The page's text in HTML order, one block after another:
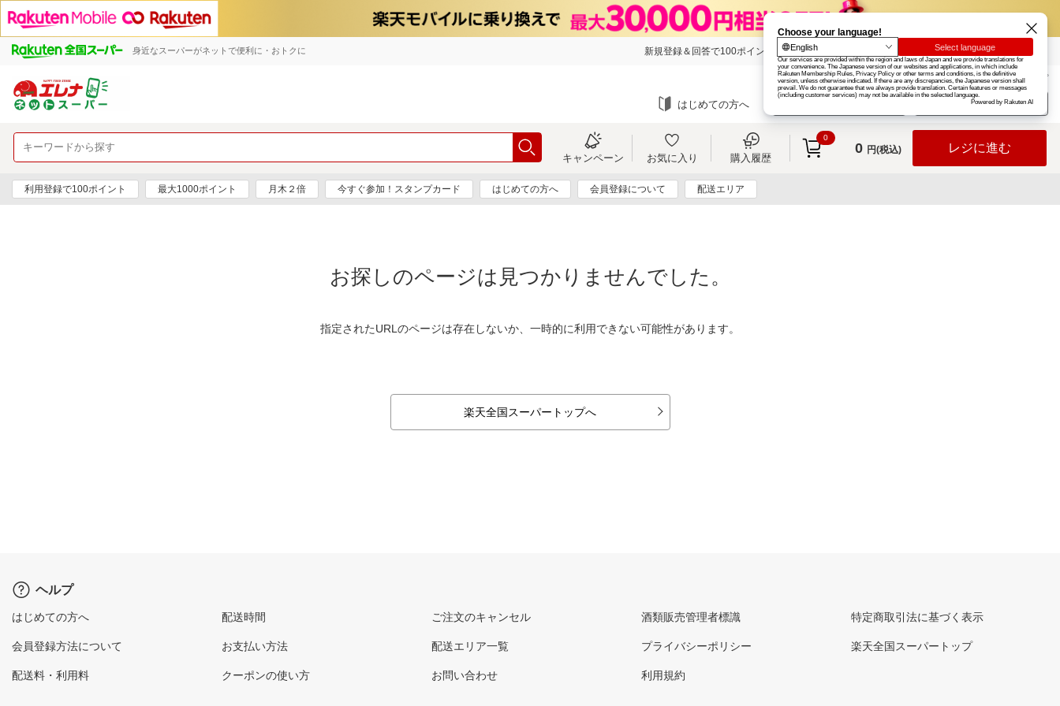
身近なスーパーがネットで便利に・おトクに 新規登録＆回答で100ポイント! 楽天グループ カード
お知らせ ヘルプ
はじめての方へ ログイン
キャンペーン お気に入り 購入履歴
0
0 円(税込) レジに進む
利用登録で100ポイント 最大1000ポイント 月木２倍 今すぐ参加！スタンプカード はじめての方へ 会員登録について 配送エリア
お探しのページは見つかりませんでした。
指定されたURLのページは存在しないか、一時的に利用できない可能性があります。
楽天全国スーパートップへ
ヘルプ
はじめての方へ
会員登録方法について
配送料・利用料
配送時間
お支払い方法
クーポンの使い方
ご注文のキャンセル
配送エリア一覧
お問い合わせ
酒類販売管理者標識
プライバシーポリシー
利用規約
特定商取引法に基づく表示
楽天全国スーパートップ